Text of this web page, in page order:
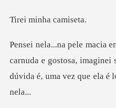
inha ca
rnuda e gostosa, imaginei
dúvi